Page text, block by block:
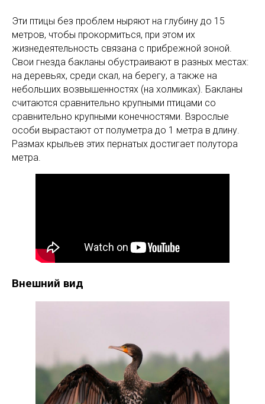
Эти птицы без проблем ныряют на глубину до 15
метров, чтобы прокормиться, при этом их
жизнедеятельность связана с прибрежной зоной.
Свои гнезда бакланы обустраивают в разных местах:
на деревьях, среди скал, на берегу, а также на
небольших возвышенностях (на холмиках). Бакланы
считаются сравнительно крупными птицами со
сравнительно крупными конечностями. Взрослые
особи вырастают от полуметра до 1 метра в длину.
Размах крыльев этих пернатых достигает полутора
метра.
Внешний вид